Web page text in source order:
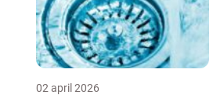
02 april 2026